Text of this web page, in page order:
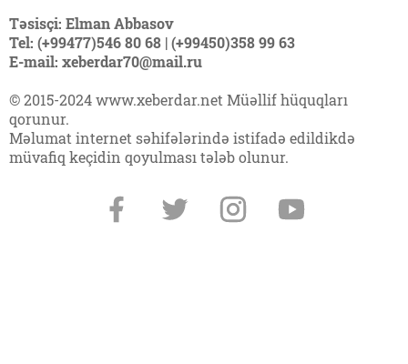
Təsisçi: Elman Abbasov
Tel: (+99477)546 80 68 | (+99450)358 99 63
E-mail: xeberdar70@mail.ru
© 2015-2024 www.xeberdar.net Müəllif hüquqları
qorunur.
Məlumat internet səhifələrində istifadə edildikdə
müvafiq keçidin qoyulması tələb olunur.